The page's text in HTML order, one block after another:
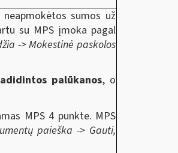
sumos už
su MPS įmoka pagal
-> Mokestinė paskolos
palūkanos, o
MPS 4 punkte. MPS
paieška -> Gauti,